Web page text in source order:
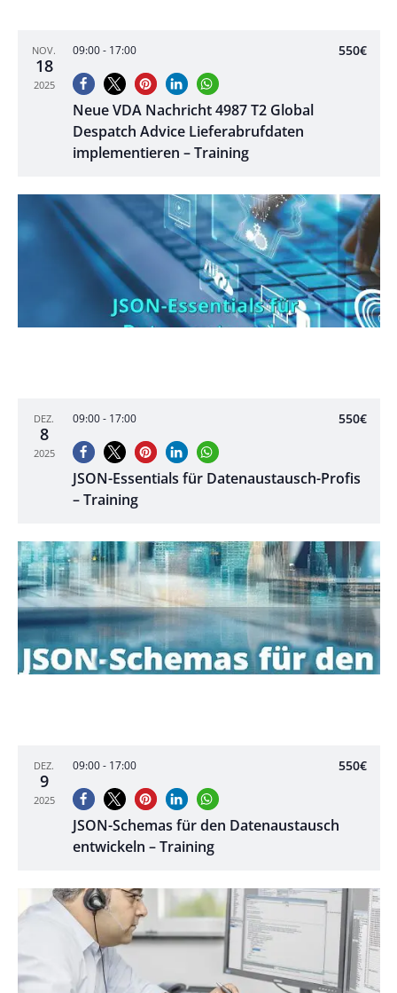
NOV.
18
2025
09:00- 17:00 550€
Neue VDA Nachricht 4987 T2 Global
Despatch Advice Lieferabrufdaten
implementieren – Training
DEZ.
8
2025
09:00- 17:00 550€
JSON-Essentials für Datenaustausch-Profis
– Training
DEZ.
9
2025
09:00- 17:00 550€
JSON-Schemas für den Datenaustausch
entwickeln – Training